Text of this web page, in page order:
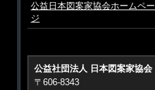
公益日本図案家協会ホームペー
ジ
公益社団法人 日本図案家協会
〒606-8343